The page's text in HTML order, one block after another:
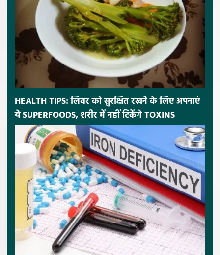
HEALTH TIPS: लिवर को सुरक्षित रखने के लिए अपनाएं
ये SUPERFOODS, शरीर में नहीं टिकेंगे TOXINS